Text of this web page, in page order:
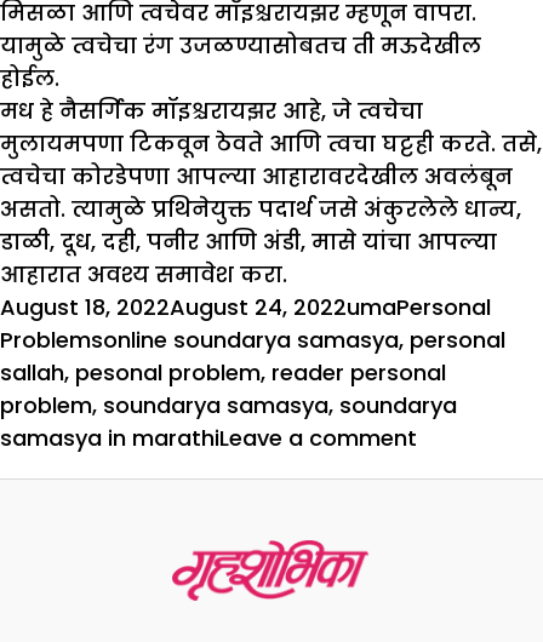
मिसळा आणि त्वचेवर मॉइश्चरायझर म्हणून वापरा.
यामुळे त्वचेचा रंग उजळण्यासोबतच ती मऊदेखील
होईल.
मध हे नैसर्गिक मॉइश्चरायझर आहे, जे त्वचेचा
मुलायमपणा टिकवून ठेवते आणि त्वचा घट्टही करते. तसे,
त्वचेचा कोरडेपणा आपल्या आहारावरदेखील अवलंबून
असतो. त्यामुळे प्रथिनेयुक्त पदार्थ जसे अंकुरलेले धान्य,
डाळी, दूध, दही, पनीर आणि अंडी, मासे यांचा आपल्या
आहारात अवश्य समावेश करा.
Posted
on
August 18, 2022August 24, 2022Author
umaCategories
Personal
ProblemsTags
online soundarya samasya, personal
sallah, pesonal problem, reader personal
problem, soundarya samasya, soundarya
samasya in marathiLeave a comment